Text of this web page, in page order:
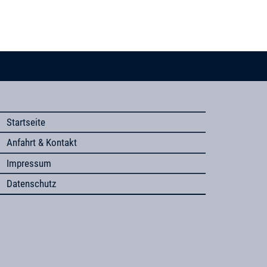
Startseite
Anfahrt & Kontakt
Impressum
Datenschutz